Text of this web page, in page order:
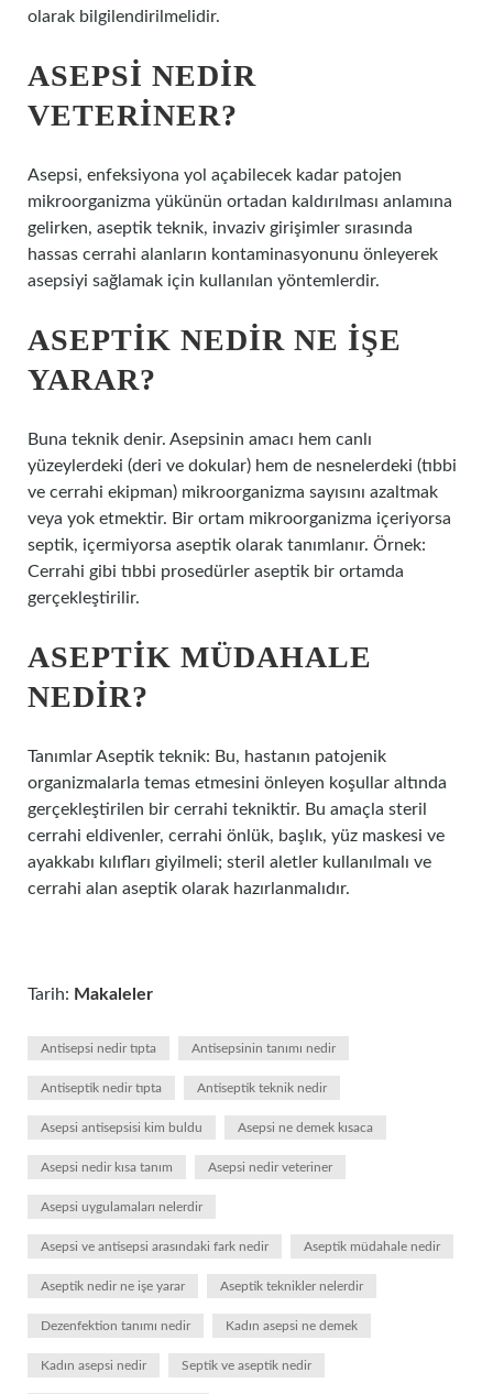
olarak bilgilendirilmelidir.
ASEPSI NEDIR
VETERINER?
Asepsi, enfeksiyona yol açabilecek kadar patojen
mikroorganizma yükünün ortadan kaldırılması anlamına
gelirken, aseptik teknik, invaziv girişimler sırasında
hassas cerrahi alanların kontaminasyonunu önleyerek
asepsiyi sağlamak için kullanılan yöntemlerdir.
ASEPTIK NEDIR NE IŞE
YARAR?
Buna teknik denir. Asepsinin amacı hem canlı
yüzeylerdeki (deri ve dokular) hem de nesnelerdeki (tıbbi
ve cerrahi ekipman) mikroorganizma sayısını azaltmak
veya yok etmektir. Bir ortam mikroorganizma içeriyorsa
septik, içermiyorsa aseptik olarak tanımlanır. Örnek:
Cerrahi gibi tıbbi prosedürler aseptik bir ortamda
gerçekleştirilir.
ASEPTIK MÜDAHALE
NEDIR?
Tanımlar Aseptik teknik: Bu, hastanın patojenik
organizmalarla temas etmesini önleyen koşullar altında
gerçekleştirilen bir cerrahi tekniktir. Bu amaçla steril
cerrahi eldivenler, cerrahi önlük, başlık, yüz maskesi ve
ayakkabı kılıfları giyilmeli; steril aletler kullanılmalı ve
cerrahi alan aseptik olarak hazırlanmalıdır.
Tarih: Makaleler
Antisepsi nedir tıpta Antisepsinin tanımı nedir
Antiseptik nedir tıpta Antiseptik teknik nedir
Asepsi antisepsisi kim buldu Asepsi ne demek kısaca
Asepsi nedir kısa tanım Asepsi nedir veteriner
Asepsi uygulamaları nelerdir
Asepsi ve antisepsi arasındaki fark nedir Aseptik müdahale nedir
Aseptik nedir ne işe yarar Aseptik teknikler nelerdir
Dezenfektion tanımı nedir Kadın asepsi ne demek
Kadın asepsi nedir Septik ve aseptik nedir